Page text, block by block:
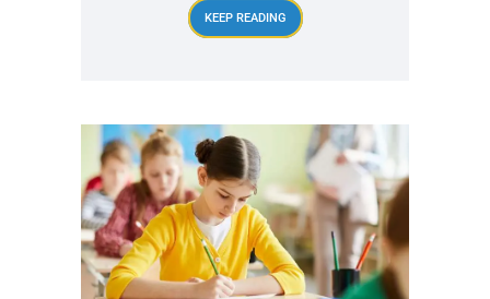
KEEP READING